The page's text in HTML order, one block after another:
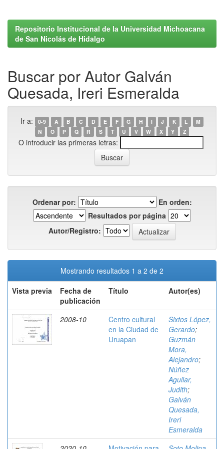
Repositorio Institucional de la Universidad Michoacana
de San Nicolás de Hidalgo
Buscar por Autor Galván
Quesada, Ireri Esmeralda
Ir a: 0-9 A B C D E F G H I J K L
M
N
O P Q R S T U V W X Y Z
O introducir las primeras letras:
Ordenar por:
En orden:
Resultados por página
Autor/Registro:
Mostrando resultados 1 a 2 de 2
Vista previa
Fecha de
publicación
Título Autor(es)
2008-10
Centro cultural
en la Ciudad de
Uruapan
Sixtos López,
Gerardo;
Guzmán
Mora,
Alejandro;
Núñez
Aguilar,
Judith;
Galván
Quesada,
Ireri
Esmeralda